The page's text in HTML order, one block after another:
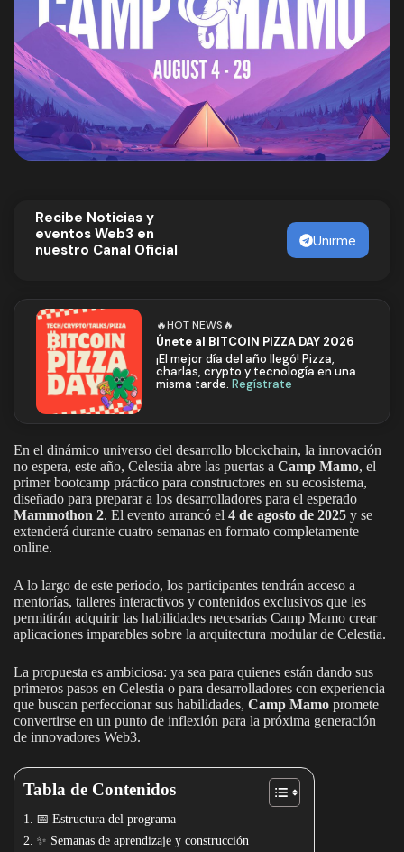
Recibe Noticias y
eventos Web3 en
nuestro Canal Oficial
Unirme
🔥HOT NEWS🔥
Únete al BITCOIN PIZZA DAY 2026
¡El mejor día del año llegó! Pizza,
charlas, crypto y tecnología en una
misma tarde.Regístrate
En el dinámico universo del desarrollo blockchain, la innovación
no espera, este año, Celestia abre las puertas a Camp Mamo, el
primer bootcamp práctico para constructores en su ecosistema,
diseñado para preparar a los desarrolladores para el esperado
Mammothon 2. El evento arrancó el 4 de agosto de 2025 y se
extenderá durante cuatro semanas en formato completamente
online.
A lo largo de este periodo, los participantes tendrán acceso a
mentorías, talleres interactivos y contenidos exclusivos que les
permitirán adquirir las habilidades necesarias Camp Mamo crear
aplicaciones imparables sobre la arquitectura modular de Celestia.
La propuesta es ambiciosa: ya sea para quienes están dando sus
primeros pasos en Celestia o para desarrolladores con experiencia
que buscan perfeccionar sus habilidades, Camp Mamo promete
convertirse en un punto de inflexión para la próxima generación
de innovadores Web3.
Tabla de Contenidos
📅 Estructura del programa
✨ Semanas de aprendizaje y construcción